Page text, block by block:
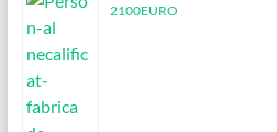
2100EURO